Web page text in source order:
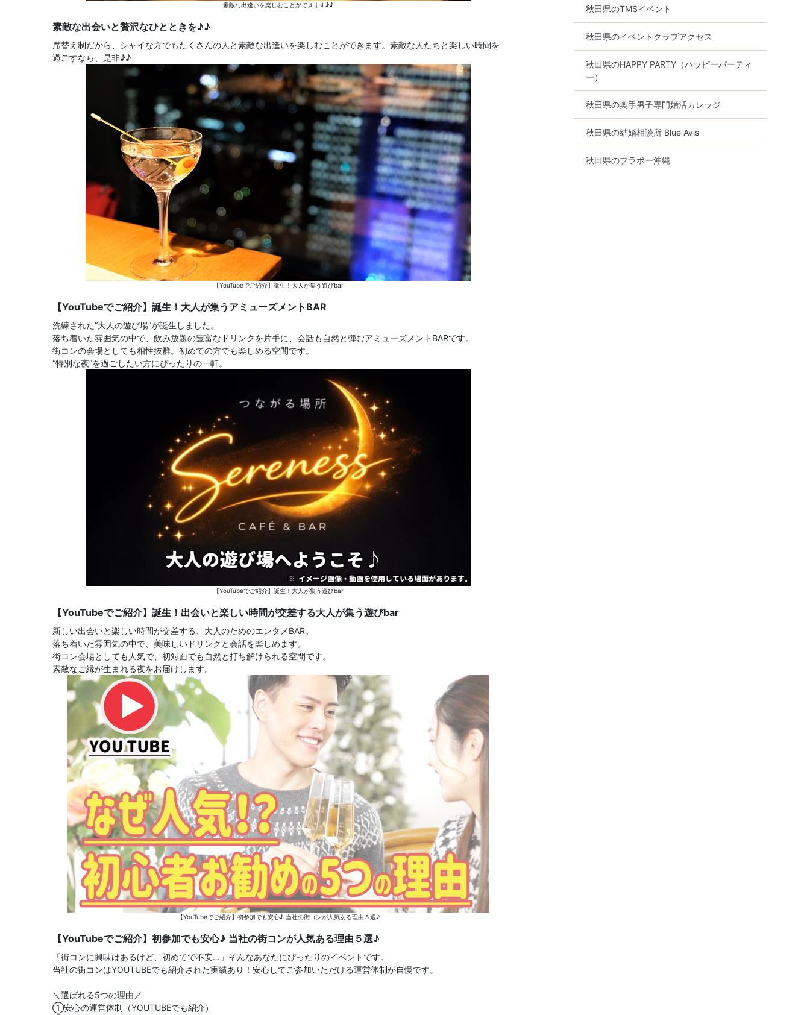
素敵な出逢いを楽しむことができます♪♪
素敵な出会いと贅沢なひとときを♪♪
席替え制だから、シャイな方でもたくさんの人と素敵な出逢いを楽しむことができます。素敵な人たちと楽しい時間を
過ごすなら、是非♪♪
【YouTubeでご紹介】誕生！大人が集う遊びbar
【YouTubeでご紹介】誕生！大人が集うアミューズメントBAR
洗練された“大人の遊び場”が誕生しました。
落ち着いた雰囲気の中で、飲み放題の豊富なドリンクを片手に、会話も自然と弾むアミューズメントBARです。
街コンの会場としても相性抜群。初めての方でも楽しめる空間です。
“特別な夜”を過ごしたい方にぴったりの一軒。
【YouTubeでご紹介】誕生！大人が集う遊びbar
【YouTubeでご紹介】誕生！出会いと楽しい時間が交差する大人が集う遊びbar
新しい出会いと楽しい時間が交差する、大人のためのエンタメBAR。
落ち着いた雰囲気の中で、美味しいドリンクと会話を楽しめます。
街コン会場としても人気で、初対面でも自然と打ち解けられる空間です。
素敵なご縁が生まれる夜をお届けします。
【YouTubeでご紹介】初参加でも安心♪ 当社の街コンが人気ある理由５選♪
【YouTubeでご紹介】初参加でも安心♪ 当社の街コンが人気ある理由５選♪
「街コンに興味はあるけど、初めてで不安…」そんなあなたにぴったりのイベントです。
当社の街コンはYOUTUBEでも紹介された実績あり！安心してご参加いただける運営体制が自慢です。
＼選ばれる5つの理由／
①安心の運営体制（YOUTUBEでも紹介）
秋田県のTMSイベント
秋田県のイベントクラブアクセス
秋田県のHAPPY PARTY（ハッピーパーティ
ー）
秋田県の奥手男子専門婚活カレッジ
秋田県の結婚相談所 Blue Avis
秋田県のブラボー沖縄